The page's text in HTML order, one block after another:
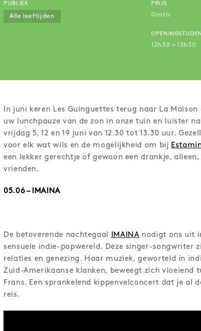
PUBLIEK
Alle leeftijden
PRIJS
Gratis
OPENINGSTIJDEN
12h30 > 13h30
In juni keren Les Guinguettes terug naar La
uw lunchpauze van de zon in onze tuin en luister
vrijdag 5, 12 en 19 juni van 12.30 tot 13.30 uur.
voor elk wat wils en de mogelijkheid om bij
een lekker gerechtje of gewoon een drankje,
vrienden.
05.06 – IMAINA
De betoverende nachtegaal IMAINA nodigt ons uit
sensuele indie-popwereld. Deze singer-songwriter
relaties en genezing. Haar muziek, geworteld in
Zuid-Amerikaanse klanken, beweegt zich vloeiend
Frans. Een sprankelend kippenvelconcert dat je al
reis.